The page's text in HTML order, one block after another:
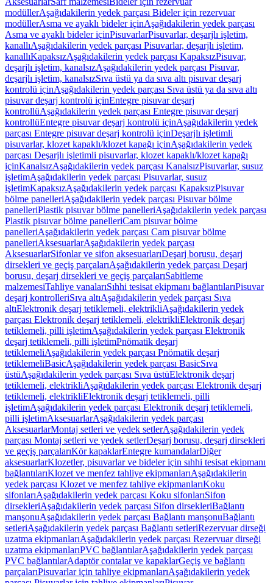
modüllerAşağıdakilerin yedek parçası Bideler için rezervuar
modüllerAsma ve ayaklı bideler içinAşağıdakilerin yedek parçası
Asma ve ayaklı bideler içinPisuvarlarPisuvarlar, deşarjlı işletim,
kanallıAşağıdakilerin yedek parçası Pisuvarlar, deşarjlı işletim,
kanallıKapaksızAşağıdakilerin yedek parçası KapaksızPisuvar,
deşarjlı işletim, kanalsızAşağıdakilerin yedek parçası Pisuvar,
deşarjlı işletim, kanalsızSıva üstü ya da sıva altı pisuvar deşarj
kontrolü içinAşağıdakilerin yedek parçası Sıva üstü ya da sıva altı
pisuvar deşarj kontrolü içinEntegre pisuvar deşarj
kontrollüAşağıdakilerin yedek parçası Entegre pisuvar deşarj
kontrollüEntegre pisuvar deşarj kontrolü içinAşağıdakilerin yedek
parçası Entegre pisuvar deşarj kontrolü içinDeşarjlı işletimli
pisuvarlar, klozet kapaklı/klozet kapağı içinAşağıdakilerin yedek
parçası Deşarjlı işletimli pisuvarlar, klozet kapaklı/klozet kapağı
içinKanalsızAşağıdakilerin yedek parçası KanalsızPisuvarlar, susuz
işletimAşağıdakilerin yedek parçası Pisuvarlar, susuz
işletimKapaksızAşağıdakilerin yedek parçası KapaksızPisuvar
bölme panelleriAşağıdakilerin yedek parçası Pisuvar bölme
panelleriPlastik pisuvar bölme panelleriAşağıdakilerin yedek parçası
Plastik pisuvar bölme panelleriCam pisuvar bölme
panelleriAşağıdakilerin yedek parçası Cam pisuvar bölme
panelleriAksesuarlarAşağıdakilerin yedek parçası
AksesuarlarSifonlar ve sifon aksesuarlarıDeşarj borusu, deşarj
dirsekleri ve geçiş parçalarıAşağıdakilerin yedek parçası Deşarj
borusu, deşarj dirsekleri ve geçiş parçalarıSabitleme
malzemesiTahliye vanalarıSıhhi tesisat ekipmanı bağlantılarıPisuvar
deşarj kontrolleriSıva altıAşağıdakilerin yedek parçası Sıva
altıElektronik deşarj tetiklemeli, elektrikliAşağıdakilerin yedek
parçası Elektronik deşarj tetiklemeli, elektrikliElektronik deşarj
tetiklemeli, pilli işletimAşağıdakilerin yedek parçası Elektronik
deşarj tetiklemeli, pilli işletimPnömatik deşarj
tetiklemeliAşağıdakilerin yedek parçası Pnömatik deşarj
tetiklemeliBasicAşağıdakilerin yedek parçası BasicSıva
üstüAşağıdakilerin yedek parçası Sıva üstüElektronik deşarj
tetiklemeli, elektrikliAşağıdakilerin yedek parçası Elektronik deşarj
tetiklemeli, elektrikliElektronik deşarj tetiklemeli, pilli
işletimAşağıdakilerin yedek parçası Elektronik deşarj tetiklemeli,
pilli işletimAksesuarlarAşağıdakilerin yedek parçası
AksesuarlarMontaj setleri ve yedek setlerAşağıdakilerin yedek
parçası Montaj setleri ve yedek setlerDeşarj borusu, deşarj dirsekleri
ve geçiş parçalarıKör kapaklarEntegre kumandalarDiğer
aksesuarlarKlozetler, pisuvarlar ve bideler için sıhhi tesisat ekipmanı
bağlantılarıKlozet ve menfez tahliye ekipmanlarıAşağıdakilerin
yedek parçası Klozet ve menfez tahliye ekipmanlarıKoku
sifonlarıAşağıdakilerin yedek parçası Koku sifonlarıSifon
dirsekleriAşağıdakilerin yedek parçası Sifon dirsekleriBağlantı
manşonuAşağıdakilerin yedek parçası Bağlantı manşonuBağlantı
setleriAşağıdakilerin yedek parçası Bağlantı setleriRezervuar dirseği
uzatma ekipmanlarıAşağıdakilerin yedek parçası Rezervuar dirseği
uzatma ekipmanlarıPVC bağlantılarAşağıdakilerin yedek parçası
PVC bağlantılarAdaptör contalar ve kapaklarGeçiş ve bağlantı
parçalarıPisuvarlar için tahliye ekipmanlarıAşağıdakilerin yedek